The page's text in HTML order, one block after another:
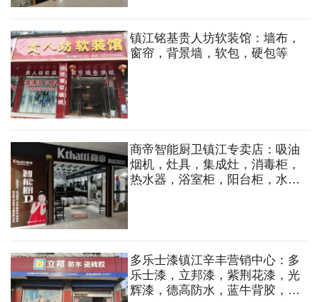
镇江铭基贵人坊软装馆：墙布，
窗帘，背景墙，软包，硬包等
商帝智能厨卫镇江专卖店：吸油
烟机，灶具，集成灶，消毒柜，
热水器，浴室柜，阳台柜，水
多乐士漆镇江辛丰营销中心：多
乐士漆，立邦漆，紫荆花漆，光
辉漆，德高防水，蓝牛背胶，立